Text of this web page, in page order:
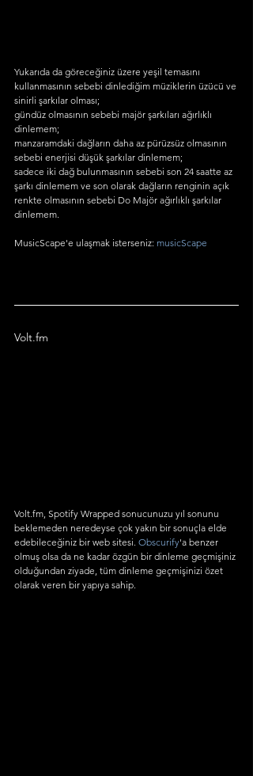
Yukarıda da göreceğiniz üzere yeşil temasını
kullanmasının sebebi dinlediğim müziklerin üzücü ve
sinirli şarkılar olması;
gündüz olmasının sebebi majör şarkıları ağırlıklı
dinlemem;
manzaramdaki dağların daha az pürüzsüz olmasının
sebebi enerjisi düşük şarkılar dinlemem;
sadece iki dağ bulunmasının sebebi son 24 saatte az
şarkı dinlemem ve son olarak dağların renginin açık
renkte olmasının sebebi Do Majör ağırlıklı şarkılar
dinlemem.
MusicScape'e ulaşmak isterseniz: musicScape
Volt.fm
Volt.fm, Spotify Wrapped sonucunuzu yıl sonunu
beklemeden neredeyse çok yakın bir sonuçla elde
edebileceğiniz bir web sitesi. Obscurify'a benzer
olmuş olsa da ne kadar özgün bir dinleme geçmişiniz
olduğundan ziyade, tüm dinleme geçmişinizi özet
olarak veren bir yapıya sahip.